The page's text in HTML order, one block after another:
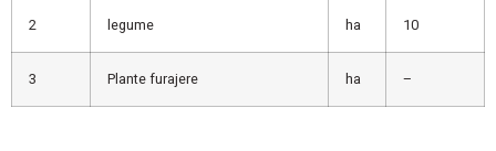
2 legume ha 10
3 Plante furajere ha –